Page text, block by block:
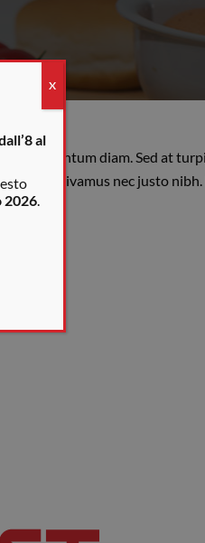
condimentum diam. Sed at
dolor. Vivamus nec justo
al
2026.
X